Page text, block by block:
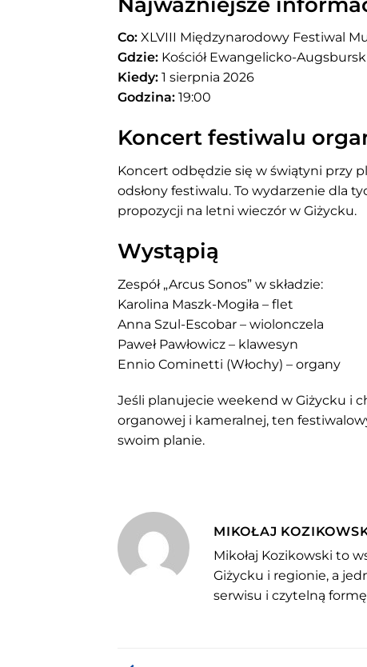
Co: XLVIII Międzynarodowy Festiwal
Gdzie: Kościół Ewangelicko-
Kiedy: 1 sierpnia 2026
Godzina: 19:00
Koncert festiwalu
Koncert odbędzie się w świątyni przy
odsłony festiwalu. To wydarzenie dla
propozycji na letni wieczór w Giżycku.
Wystąpią
Zespół „Arcus Sonos” w składzie:
Karolina Maszk-Mogiła – flet
Anna Szul-Escobar – wiolonczela
Paweł Pawłowicz – klawesyn
Ennio Cominetti (Włochy) – organy
Jeśli planujecie weekend w Giżycku i
organowej i kameralnej, ten
swoim planie.
MIKOŁAJ
Mikołaj Kozikowski to
Giżycku i regionie, a
serwisu i czytelną